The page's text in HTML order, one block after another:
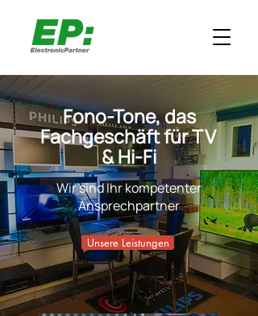
Fono-Tone, das
Fachgeschäft fürTV
& Hi-Fi
Wir sind Ihr kompetenter
Ansprechpartner
Unsere Leistungen